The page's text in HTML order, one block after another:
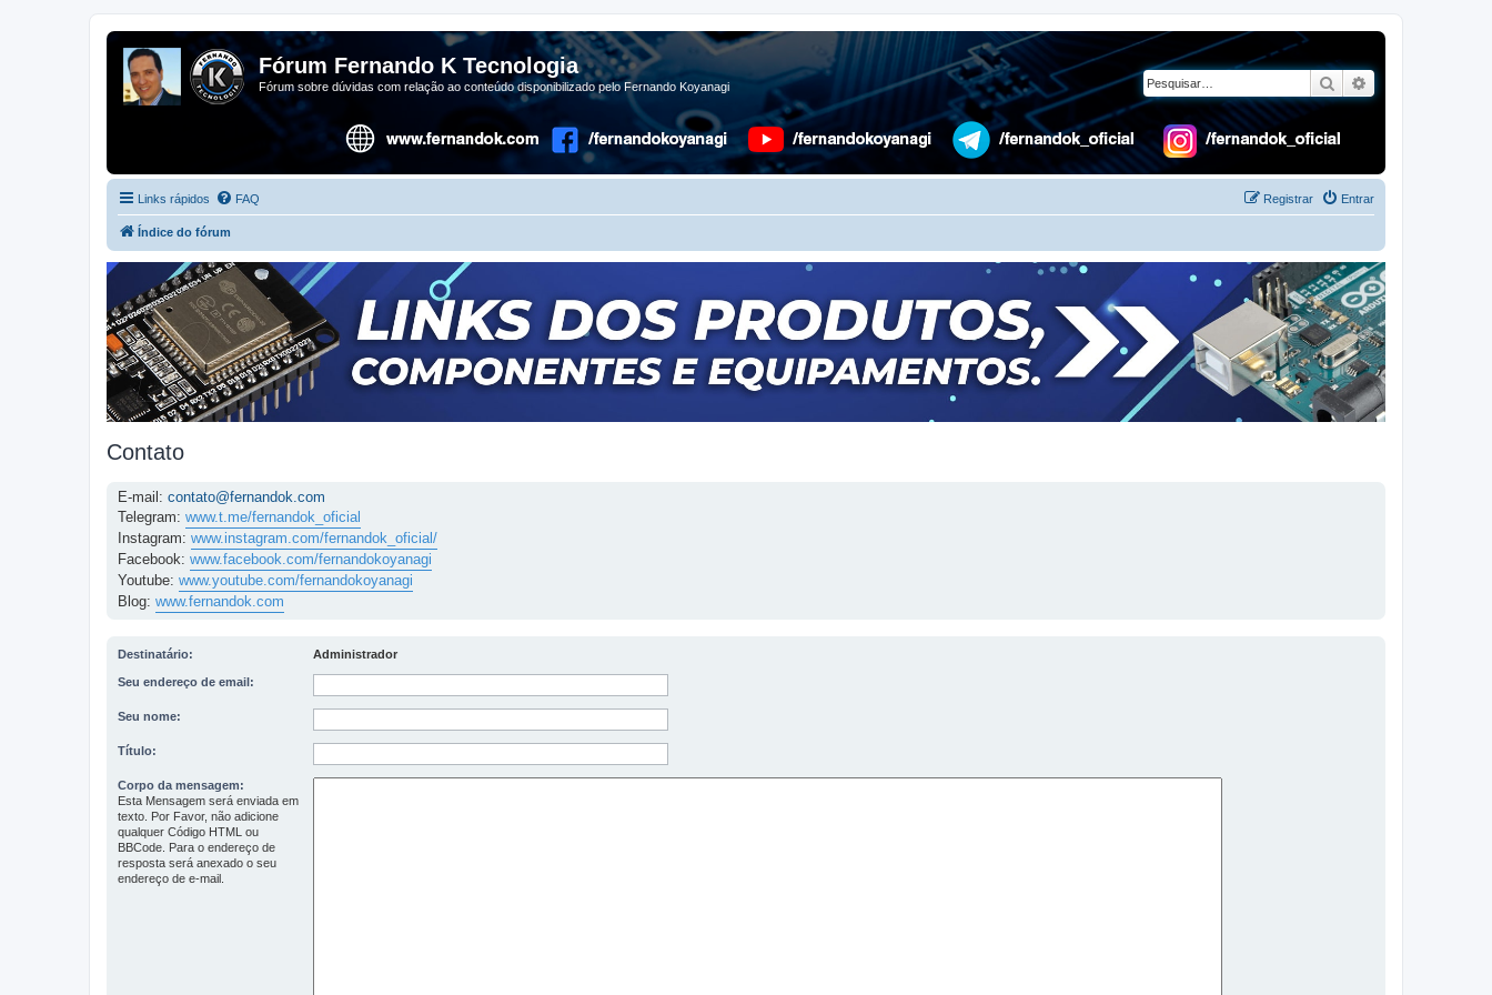
Fórum Fernando K Tecnologia
Fórum sobre dúvidas com relação ao conteúdo disponibilizado pelo Fernando Koyanagi Pesquisar
Links rápidos FAQ Entrar
Registrar
Índice do fórum
Contato
E-mail: contato@fernandok.com
Telegram: www.t.me/fernandok_oficial
Instagram: www.instagram.com/fernandok_oficial/
Facebook: www.facebook.com/fernandokoyanagi
Youtube: www.youtube.com/fernandokoyanagi
Blog: www.fernandok.com
Destinatário: Administrador
Seu endereço de email:
Seu nome:
Título:
Corpo da mensagem:
Esta Mensagem será enviada em
texto. Por Favor, não adicione
qualquer Código HTML ou
BBCode. Para o endereço de
resposta será anexado o seu
endereço de e-mail.